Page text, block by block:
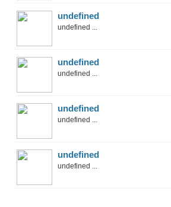
undefined
undefined ...
undefined
undefined ...
undefined
undefined ...
undefined
undefined ...